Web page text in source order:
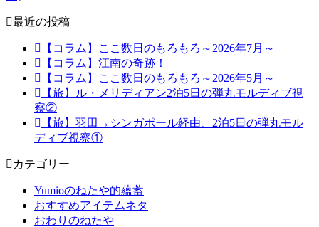
最近の投稿
【コラム】ここ数日のもろもろ～2026年7月～
【コラム】江南の奇跡！
【コラム】ここ数日のもろもろ～2026年5月～
【旅】ル・メリディアン2泊5日の弾丸モルディブ視
察②
【旅】羽田→シンガポール経由、2泊5日の弾丸モル
ディブ視察①
カテゴリー
Yumioのねたや的蘊蓄
おすすめアイテムネタ
おわりのねたや